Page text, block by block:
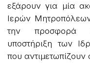
εξάρουν για μία
Ιερών
την προσφορά
υποστήριξη των
που αντιμετωπίζουν